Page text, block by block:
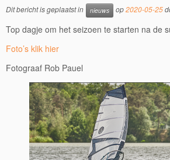
Dit bericht is geplaatst in nieuws op2020-05-25
Top dagje om het seizoen te starten na de
Foto’s klik hier
Fotograaf Rob Pauel